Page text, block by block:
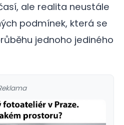
ale realita neustále
podmínek, která se
jednoho jediného